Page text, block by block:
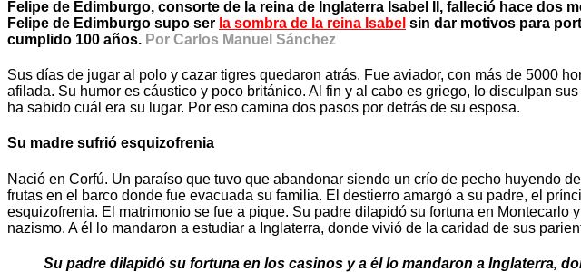
Felipe de Edimburgo, consorte de la reina de Inglaterra Isabel II, falleció hace dos
Felipe de Edimburgo supo ser la sombra de la reina Isabel sin dar motivos para
cumplido 100 años. Por Carlos Manuel Sánchez
Sus días de jugar al polo y cazar tigres quedaron atrás. Fue aviador, con más de 5000
afilada. Su humor es cáustico y poco británico. Al fin y al cabo es griego, lo disculpan
ha sabido cuál era su lugar. Por eso camina dos pasos por detrás de su esposa.
Su madre sufrió esquizofrenia
Nació en Corfú. Un paraíso que tuvo que abandonar siendo un crío de pecho huyendo
frutas en el barco donde fue evacuada su familia. El destierro amargó a su padre, el
esquizofrenia. El matrimonio se fue a pique. Su padre dilapidó su fortuna en
nazismo. A él lo mandaron a estudiar a Inglaterra, donde vivió de la caridad de sus
Su padre dilapidó su fortuna en los casinos y a él lo mandaron a Inglaterra,